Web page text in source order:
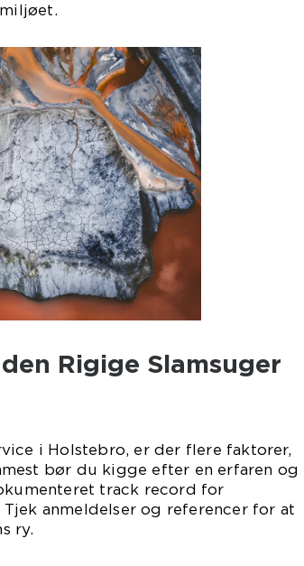
Rigige Slamsuger
i Holstebro, er der flere faktorer,
bør du kigge efter en erfaren og
track record for
anmeldelser og referencer for at
ry.